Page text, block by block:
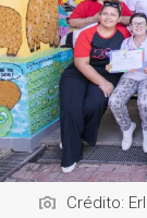
Crédito: